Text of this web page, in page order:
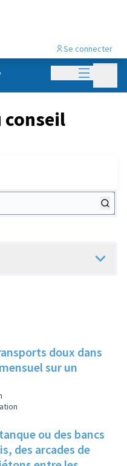
Menu
Se connecter
doux dans
sur un
ou des bancs
des arcades de